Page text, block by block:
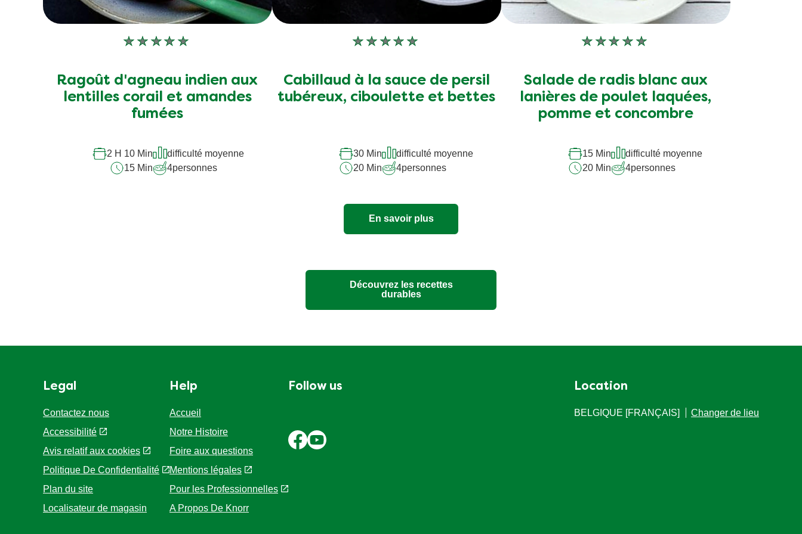
Aucune
soumise
pour
ce
Ragoût d'agneau indien aux
lentilles corail et amandes
fumées
2 H 10 Min
difficulté moyenne
15 Min
4personnes
Aucune
soumise
pour
Cabillaud à la sauce de persil
tubéreux, ciboulette et bettes
30 Min
difficulté moyenne
20 Min
4personnes
Aucune
soumise
pour
ce
Salade de radis blanc aux
lanières de poulet laquées,
pomme et concombre
15 Min
difficulté moyenne
20 Min
4personnes
En savoir plus
Découvrez les recettes
durables
Legal
Contactez nous
Accessibilité
Avis relatif aux cookies
Politique De Confidentialité
Paramètres des cookies
Plan du site
Help
Accueil
Notre Histoire
Foire aux questions
Mentions légales
Pour les Professionnelles
A Propos De Knorr
Follow us Location
BELGIQUE [FRANÇAIS] Changer de lieu